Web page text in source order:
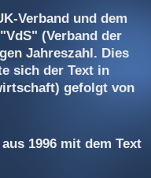
Verband und dem
(Verband der
Jahreszahl. Dies
sich der Text in
gefolgt von
1996 mit dem Text